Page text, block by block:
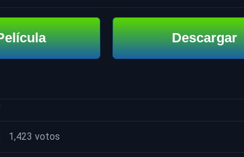
Descargar
1,423 votos